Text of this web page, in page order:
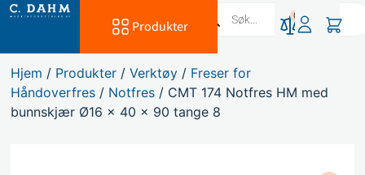
Produkter
0
Hjem / Produkter /Verktøy / Freser for
Håndoverfres / Notfres / CMT 174 Notfres HM med
bunnskjær Ø16 x 40 x 90 tange 8